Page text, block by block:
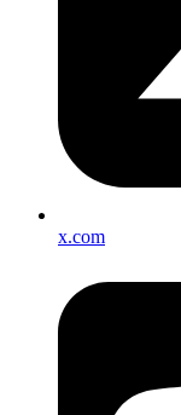
x.com